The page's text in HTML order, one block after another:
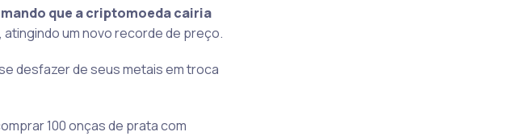
que a criptomoeda cairia
atingindo um novo recorde de preço.
desfazer de seus metais em troca
100 onças de prata com